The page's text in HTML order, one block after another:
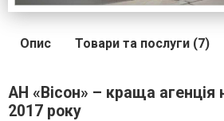
Опис Товари та послуги (7)
АН «Вісон» – краща агенція
2017 року